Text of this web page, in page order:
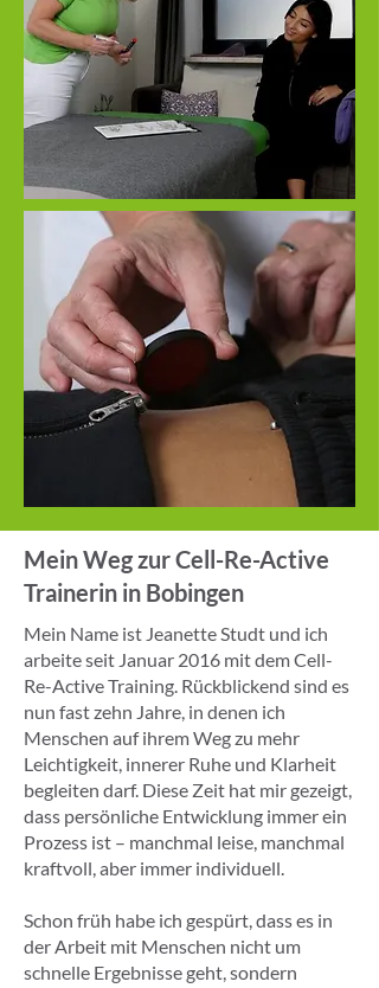
Mein Weg zur Cell-Re-Active
Trainerin in Bobingen
Mein Name ist Jeanette Studt und ich
arbeite seit Januar 2016 mit dem Cell-
Re-Active Training. Rückblickend sind es
nun fast zehn Jahre, in denen ich
Menschen auf ihrem Weg zu mehr
Leichtigkeit, innerer Ruhe und Klarheit
begleiten darf. Diese Zeit hat mir gezeigt,
dass persönliche Entwicklung immer ein
Prozess ist – manchmal leise, manchmal
kraftvoll, aber immer individuell.
Schon früh habe ich gespürt, dass es in
der Arbeit mit Menschen nicht um
schnelle Ergebnisse geht, sondern